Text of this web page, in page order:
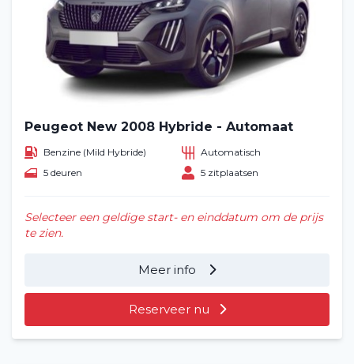
Peugeot New 2008 Hybride - Automaat
Benzine (Mild Hybride)
Automatisch
5 deuren
5 zitplaatsen
Selecteer een geldige start- en einddatum om de prijs
te zien.
Meer info
Reserveer nu